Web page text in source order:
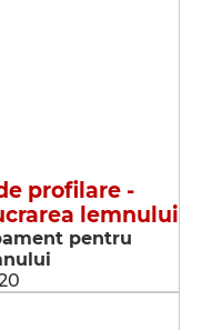
profilare -
lemnului
pentru